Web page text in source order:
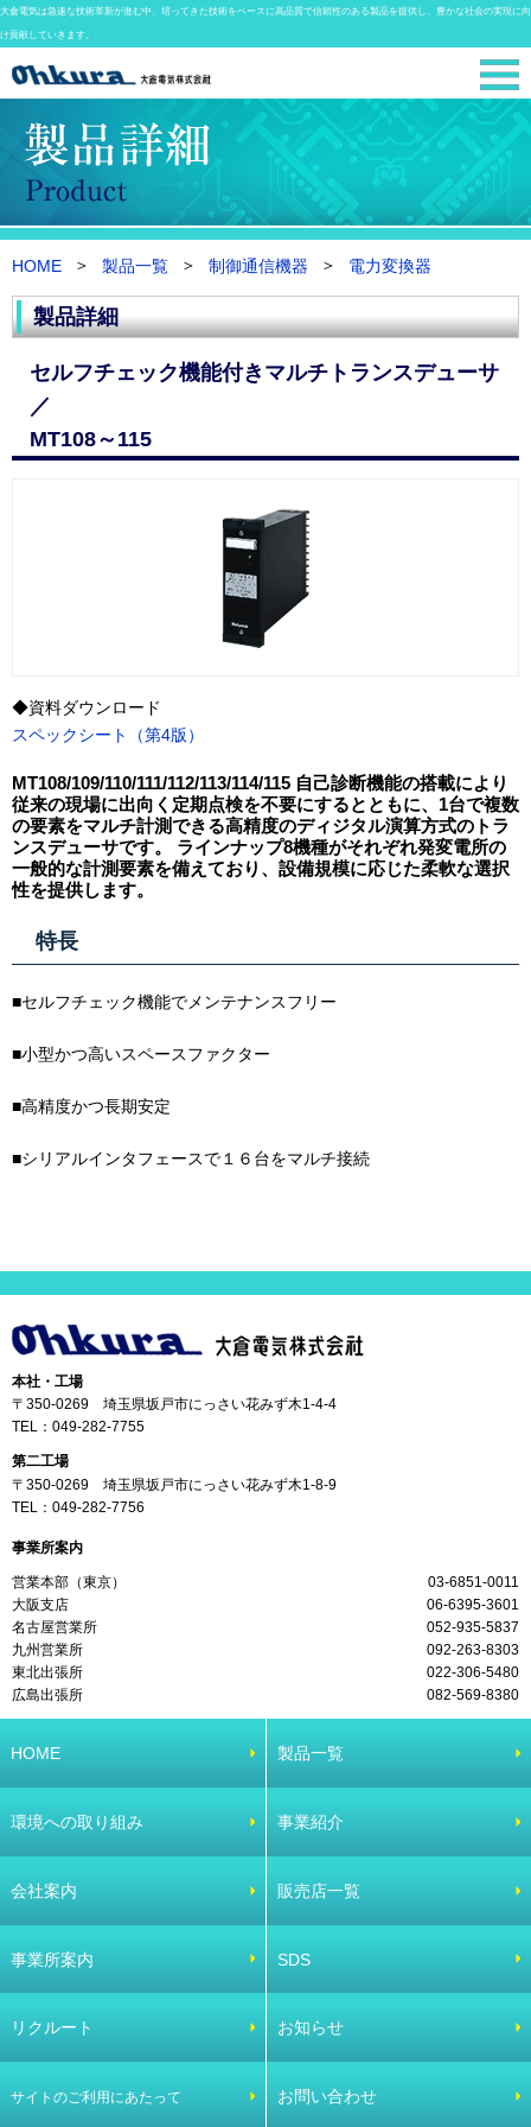
大倉電気は急速な技術革新が進む中、培ってきた技術をベースに高品質で信頼性のある製品を提供し、豊かな社会の実現に向
け貢献していきます。
HOME 製品一覧 制御通信機器 電力変換器
製品詳細
セルフチェック機能付きマルチトランスデューサ
／
MT108～115
◆資料ダウンロード
スペックシート（第4版）
MT108/109/110/111/112/113/114/115 自己診断機能の搭載により
従来の現場に出向く定期点検を不要にするとともに、1台で複数
の要素をマルチ計測できる高精度のディジタル演算方式のトラ
ンスデューサです。 ラインナップ8機種がそれぞれ発変電所の
一般的な計測要素を備えており、設備規模に応じた柔軟な選択
性を提供します。
特長
■セルフチェック機能でメンテナンスフリー
■小型かつ高いスペースファクター
■高精度かつ長期安定
■シリアルインタフェースで１６台をマルチ接続
本社・工場
〒350-0269 埼玉県坂戸市にっさい花みず木1-4-4
TEL： 049-282-7755
第二工場
〒350-0269 埼玉県坂戸市にっさい花みず木1-8-9
TEL： 049-282-7756
事業所案内
営業本部（東京）
03-6851-0011
大阪支店
06-6395-3601
名古屋営業所
052-935-5837
九州営業所
092-263-8303
東北出張所
022-306-5480
広島出張所
082-569-8380
HOME 製品一覧
環境への取り組み 事業紹介
会社案内 販売店一覧
事業所案内 SDS
リクルート お知らせ
サイトのご利用にあたって お問い合わせ